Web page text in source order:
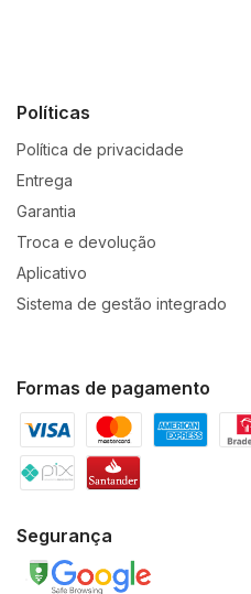
Políticas
Política de privacidade
Entrega
Garantia
Troca e devolução
Aplicativo
Sistema de gestão integrado
Formas de pagamento
Segurança